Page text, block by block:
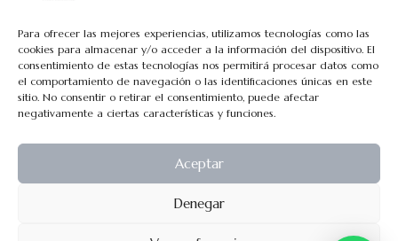
Para ofrecer las mejores experiencias, utilizamos tecnologías como las
cookies para almacenar y/o acceder a la información del dispositivo. El
consentimiento de estas tecnologías nos permitirá procesar datos como
el comportamiento de navegación o las identificaciones únicas en este
sitio. No consentir o retirar el consentimiento, puede afectar
negativamente a ciertas características y funciones.
Aceptar
Denegar
Políticas de Cookies
Políticas de Privacidad
Aviso Legal
Todos los contenidos tienen el © de Rocio Aguado.